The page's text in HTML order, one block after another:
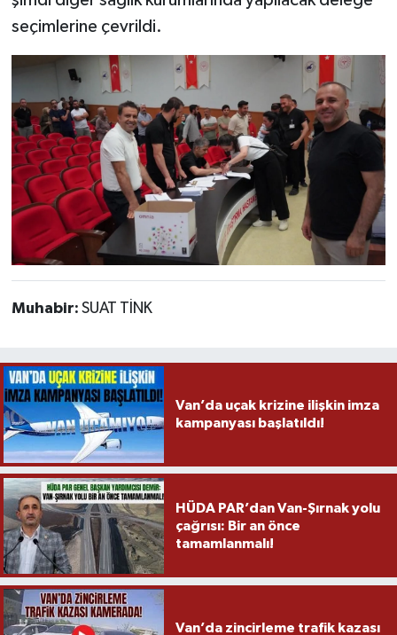
seçimlerine çevrildi.
Muhabir: SUAT TİNK
Van’da uçak krizine ilişkin imza
kampanyası başlatıldı!
HÜDA PAR’dan Van-Şırnak yolu
çağrısı: Bir an önce
tamamlanmalı!
Van’da zincirleme trafik kazası